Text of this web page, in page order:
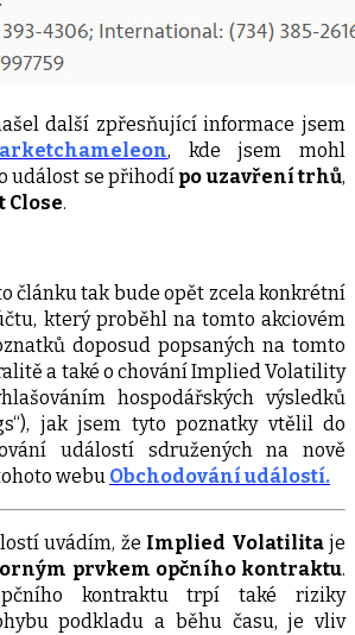
další zpřesňující informace jsem
, kde jsem mohl
událost se přihodí po uzavření trhů,
.
článku tak bude opět zcela konkrétní
který proběhl na tomto akciovém
doposud popsaných na tomto
a také o chování Implied Volatility
hospodářských výsledků
jak jsem tyto poznatky vtělil do
událostí sdružených na nově
webu Obchodování událostí.
uvádím, že Implied Volatilitaje
prvkem opčního kontraktu.
kontraktu trpí také riziky
podkladu a běhu času, je vliv